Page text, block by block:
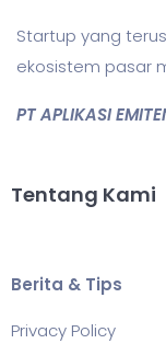
Startup yang
ekosistem pasar
PT APLIKASI
Tentang Kami
Berita & Tips
Privacy Policy